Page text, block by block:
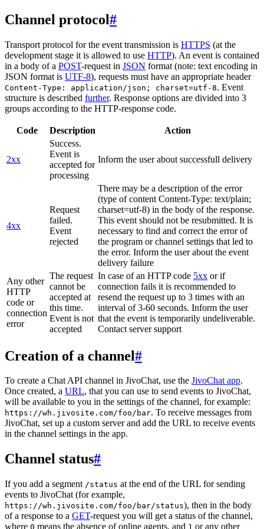
Channel protocol#
Transport protocol for the event transmission is HTTPS (at the
development stage it is allowed to use HTTP). An event is contained
in a body of a POST-request in JSON format (note: text encoding in
JSON format is UTF-8), requests must have an appropriate header
Content-Type: application/json; charset=utf-8. Event
structure is described further. Response options are divided into 3
groups according to the HTTP-response code.
Code Description Action
2xx
Success.
Event is
accepted for
processing
Inform the user about successfull delivery
4xx
Request
failed.
Event
rejected
There may be a description of the error
(type of content Content-Type: text/plain;
charset=utf-8) in the body of the response.
This event should not be resubmitted. It is
necessary to find and correct the error of
the program or channel settings that led to
the error. Inform the user about the event
delivery failure
Any other
HTTP
code or
connection
error
The request
cannot be
accepted at
this time.
Event is not
accepted
In case of an HTTP code 5xx or if
connection fails it is recommended to
resend the request up to 3 times with an
interval of 3-60 seconds. Inform the user
that the event is temporarily undeliverable.
Contact server support
Creation of a channel#
To create a Chat API channel in JivoChat, use the JivoChat app.
Once created, a URL, that you can use to send events to JivoChat,
will be available to you in the settings of the channel, for example:
https://wh.jivosite.com/foo/bar. To receive messages from
JivoChat, set up a custom server and add the URL to receive events
in the channel settings in the app.
Channel status#
If you add a segment /status at the end of the URL for sending
events to JivoChat (for example,
https://wh.jivosite.com/foo/bar/status), then in the body
of a response to a GET-request you will get a status of the channel,
where 0 means the absence of online agents, and 1 or any other